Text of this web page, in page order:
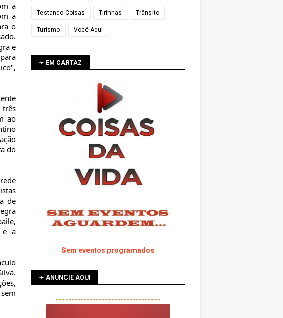
a
a
o
e
três
ao
do
de
e a
Testando Coisas Tirinhas Trânsito
Turismo Você Aqui
➛ EM CARTAZ
Sem eventos programados
➛ ANUNCIE AQUI
----------------------------------